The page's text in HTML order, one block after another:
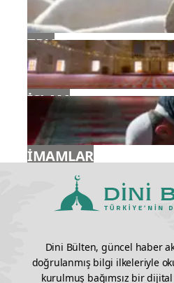
TDV
İSLAM
İMAMLAR
Dini Bülten, güncel haber
doğrulanmış bilgi ilkeleriyle
kurulmuş bağımsız bir